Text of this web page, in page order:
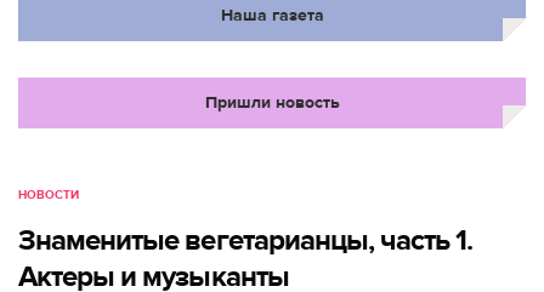
Наша газета
Пришли новость
НОВОСТИ
Знаменитые вегетарианцы, часть 1.
Актеры и музыканты